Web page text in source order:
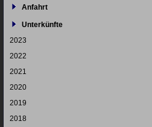
Anfahrt
Unterkünfte
2023
2022
2021
2020
2019
2018